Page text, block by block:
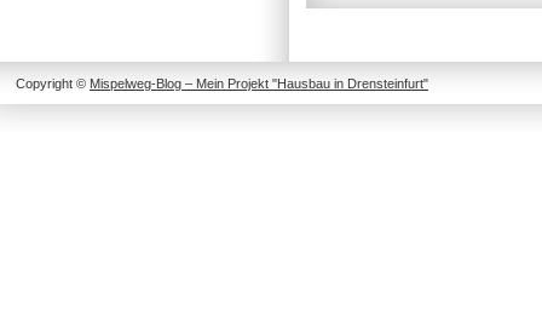
Copyright © Mispelweg-Blog – Mein Projekt "Hausbau in Drensteinfurt"